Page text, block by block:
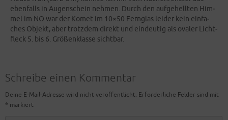
eben­falls in Augen­schein neh­men. Durch den auf­ge­hell­ten Him­
mel im NO war der Komet im 10×50 Fern­glas lei­der kein ein­fa­
ches Objekt, aber trotz­dem direkt und ein­deu­tig als ova­ler Licht­
fleck 5. bis 6. Grö­ßen­klas­se sichtbar.
Schreibe einen Kommentar
Deine E-Mail-Adresse wird nicht veröffentlicht. Erforderliche Felder sind mit
* markiert